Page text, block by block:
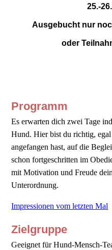
25.-
Ausgebucht nur
oder
Programm
Es erwarten dich zwei Tage
Hund. Hier bist du richtig,
angefangen hast, auf die
schon fortgeschritten im
mit Motivation und Freude
Unterordnung.
Impressionen vom letzten Mal
Zielgruppe
Geeignet für Hund-Mensch-